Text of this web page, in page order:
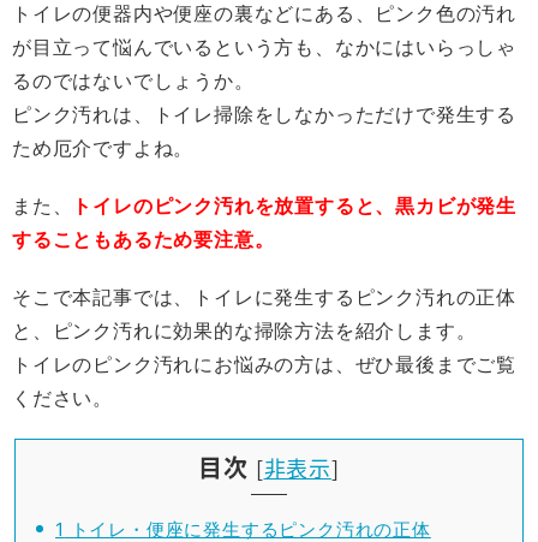
トイレの便器内や便座の裏などにある、ピンク色の汚れ
が目立って悩んでいるという方も、なかにはいらっしゃ
るのではないでしょうか。
ピンク汚れは、トイレ掃除をしなかっただけで発生する
ため厄介ですよね。
また、
トイレのピンク汚れを放置すると、黒カビが発生
することもあるため要注意。
そこで本記事では、トイレに発生するピンク汚れの正体
と、ピンク汚れに効果的な掃除方法を紹介します。
トイレのピンク汚れにお悩みの方は、ぜひ最後までご覧
ください。
目次 [非表示]
1
トイレ・便座に発生するピンク汚れの正体